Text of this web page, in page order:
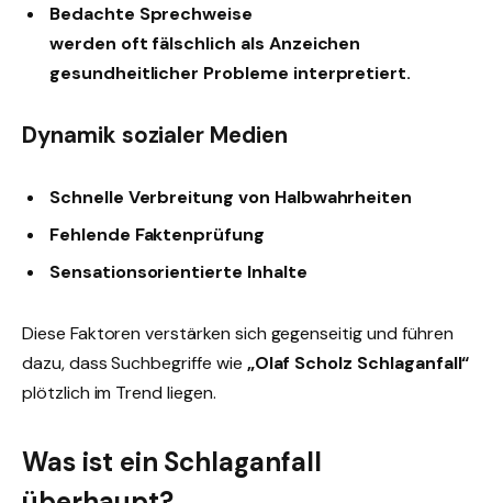
Bedachte Sprechweise
werden oft fälschlich als Anzeichen
gesundheitlicher Probleme interpretiert.
Dynamik sozialer Medien
Schnelle Verbreitung von Halbwahrheiten
Fehlende Faktenprüfung
Sensationsorientierte Inhalte
Diese Faktoren verstärken sich gegenseitig und führen
dazu, dass Suchbegriffe wie „Olaf Scholz Schlaganfall“
plötzlich im Trend liegen.
Was ist ein Schlaganfall